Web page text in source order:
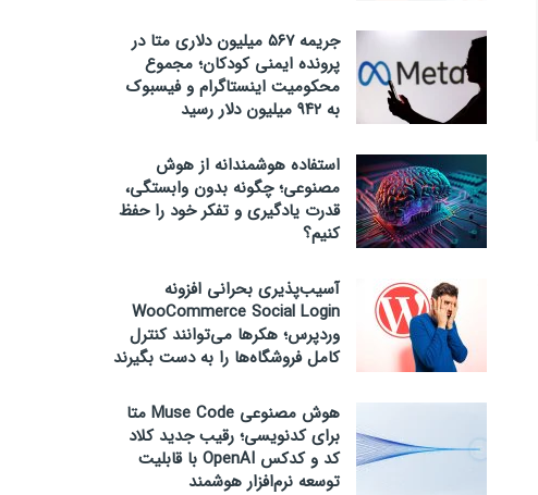
جریمه ۵۶۷ میلیون دلاری متا در
پرونده ایمنی کودکان؛ مجموع
محکومیت اینستاگرام و فیسبوک
به ۹۴۲ میلیون دلار رسید
استفاده هوشمندانه از هوش
مصنوعی؛ چگونه بدون وابستگی،
قدرت یادگیری و تفکر خود را حفظ
کنیم؟
آسیب‌پذیری بحرانی افزونه
WooCommerce Social Login
وردپرس؛ هکرها می‌توانند کنترل
کامل فروشگاه‌ها را به دست بگیرند
هوش مصنوعی Muse Code متا
برای کدنویسی؛ رقیب جدید کلاد
کد و کدکس OpenAI با قابلیت
توسعه نرم‌افزار هوشمند